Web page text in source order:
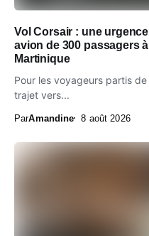
Vol Corsair : une
avion de 300 passagers
Martinique
Pour les voyageurs partis
trajet vers...
ParAmandine 8 août 2026